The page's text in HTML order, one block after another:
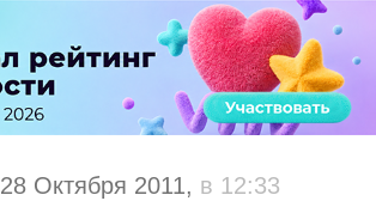
28 Октября 2011, в 12:33